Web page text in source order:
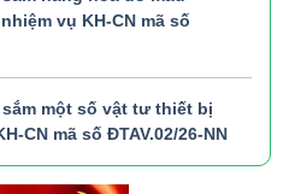
vụ KH-CN mã số
một số vật tư thiết bị
CN mã số ĐTAV.02/26-NN